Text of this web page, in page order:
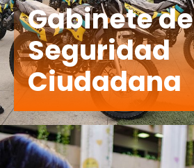
Gabinete de
Seguridad
Ciudadana